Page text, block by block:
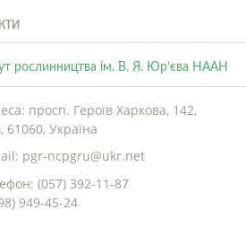
рослинництва ім. В. Я. Юр’єва НААН
просп. Героїв Харкова, 142,
61060, Україна
pgr-ncpgru@ukr.net
(057) 392-11-87
949-45-24